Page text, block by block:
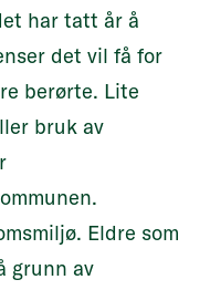
har tatt år å
det vil få for
berørte. Lite
bruk av
Eldre som
grunn av